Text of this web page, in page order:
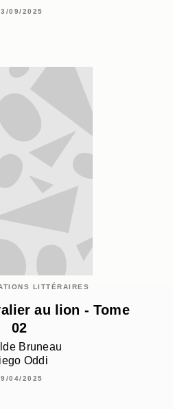
09/2025
LITTÉRAIRES
au lion - Tome
02
Bruneau
Oddi
04/2025